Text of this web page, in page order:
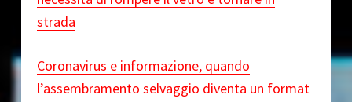
strada
Coronavirus e informazione, quando
l’assembramento selvaggio diventa un format